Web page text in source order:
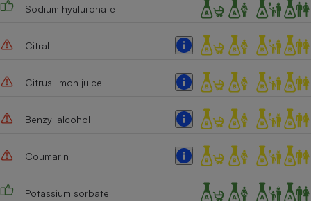
Sodium hyaluronate
Citral
Citrus limon juice
Benzyl alcohol
Coumarin
Potassium sorbate